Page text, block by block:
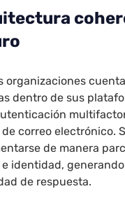
organizaciones
dentro de sus
correo electrónico.
de manera
e identidad,
de respuesta.